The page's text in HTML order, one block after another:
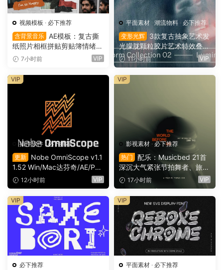
视频模板 · 必下推荐
含背景音乐
AE模板：复古撕
纸照片相框拼贴剪贴簿情绪板
旅游日记手账电影VLOG短片
7小时前 VIP
平面素材 · 潮流物料 · 必下推荐
变形光辉
3款复古抽象艺术发
光朦胧颗粒胶片艺术特效叠加
PSD特效样机组合 Orbyt Stu
dio – Transform Collection 0
2 – Luminous（16162）
11小时前 VIP
插件软件 ·必下推荐
更新
Nobe OmniScope v1.1
1.52 Win/Mac达芬奇/AE/PR/
OFX视频调色万能示波器插件
（9753）
12小时前 VIP
VIP
影视素材 ·必下推荐
热门
配乐：Musicbed 21首
深沉大气紧张节拍舞者、旅行
场景商业电影广告宣传配乐B
GM视频背景音乐素材（1616
1）
17小时前 VIP
VIP
必下推荐
VIP
平面素材 · 必下推荐
VIP